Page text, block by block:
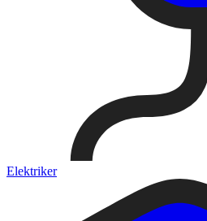
Elektriker